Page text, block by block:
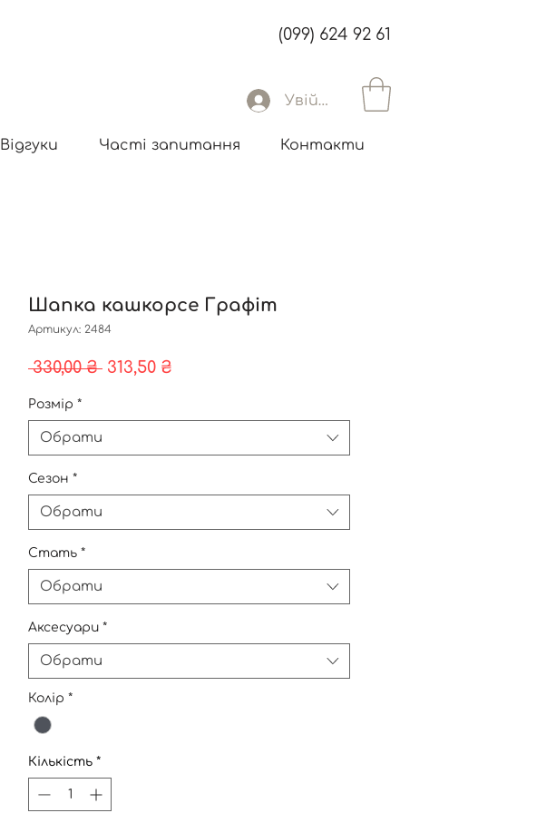
(099) 624 92 61
Увійти
Відгуки Часті запитання Контакти
Шапка кашкорсе Графіт
Артикул: 2484
330,00 ₴ Звичайна
313,50 ₴
Розмір *
Обрати
Сезон *
Обрати
Стать *
Обрати
Аксесуари *
Обрати
Колір *
Кількість *